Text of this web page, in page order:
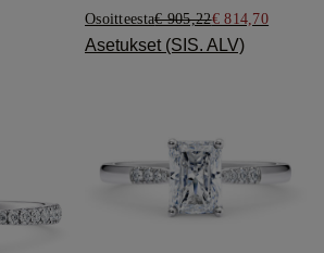
Osoitteesta€ 905,22€ 814,70
Asetukset (SIS. ALV)